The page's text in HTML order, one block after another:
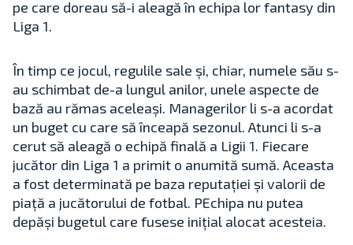
pe care doreau să-i aleagă în echipa lor fantasy din
Liga 1.
În timp ce jocul, regulile sale și, chiar, numele său s-
au schimbat de-a lungul anilor, unele aspecte de
bază au rămas aceleași. Managerilor li s-a acordat
un buget cu care să înceapă sezonul. Atunci li s-a
cerut să aleagă o echipă finală a Ligii 1. Fiecare
jucător din Liga 1 a primit o anumită sumă. Aceasta
a fost determinată pe baza reputației și valorii de
piață a jucătorului de fotbal. PEchipa nu putea
depăși bugetul care fusese inițial alocat acesteia.